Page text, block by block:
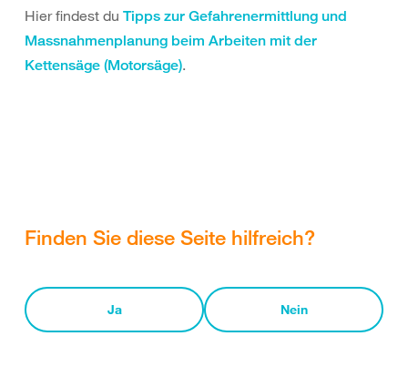
Hier findest du Tipps zur Gefahrenermittlung und
Massnahmenplanung beim Arbeiten mit der
Kettensäge (Motorsäge).
Finden Sie diese Seite hilfreich?
Ja Nein